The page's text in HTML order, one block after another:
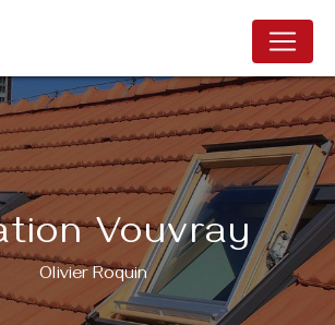
Vouvray
Olivier Roquin
cookies